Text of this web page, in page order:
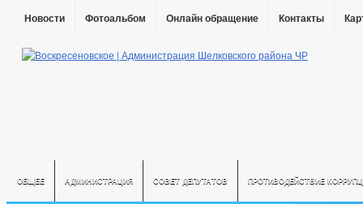
Новости Фотоальбом Онлайн обращение Контакты
ОБЩЕЕ АДМИНИСТРАЦИЯ СОВЕТ ДЕПУТАТОВ ПРОТИВОДЕЙСТВИЕ